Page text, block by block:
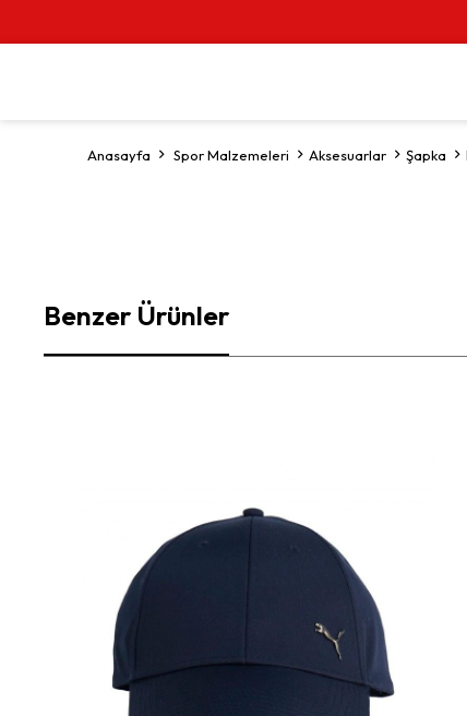
Anasayfa Spor Malzemeleri Aksesuarlar Şapka
Benzer Ürünler